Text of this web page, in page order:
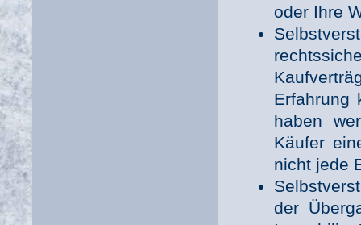
oder Ihre
Erfahrung
haben
Käufer
nicht jede
der